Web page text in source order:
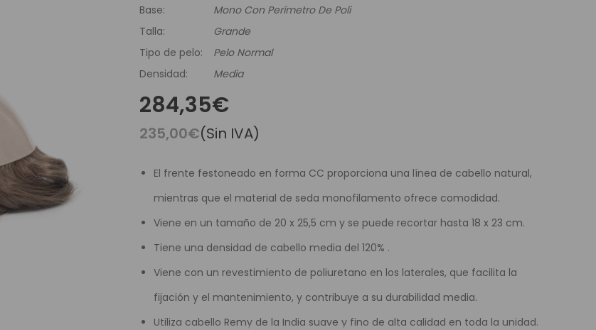
Envíos Y Devoluciones
Catálogo De Colores
Base:
Mono Con Perímetro De Poli
Talla:
Grande
Tipo de pelo:
Pelo Normal
Densidad:
Media
284,35€
235,00€(Sin IVA)
El frente festoneado en forma CC proporciona una línea de cabello natural,
mientras que el material de seda monofilamento ofrece comodidad.
Viene en un tamaño de 20 x 25,5 cm y se puede recortar hasta 18 x 23 cm.
Tiene una densidad de cabello media del 120% .
Viene con un revestimiento de poliuretano en los laterales, que facilita la
fijación y el mantenimiento, y contribuye a su durabilidad media.
Utiliza cabello Remy de la India suave y fino de alta calidad en toda la unidad.